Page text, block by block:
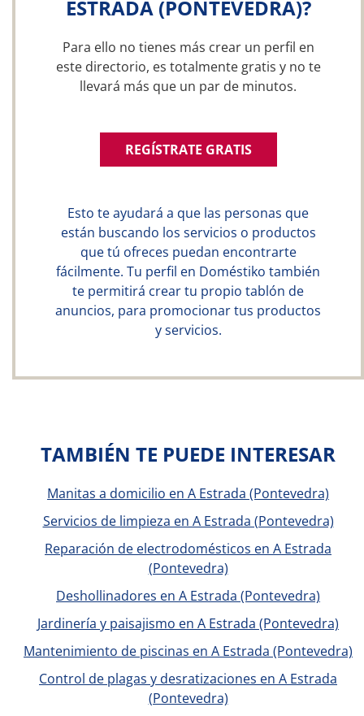
ESTRADA (PONTEVEDRA)?
Para ello no tienes más crear un perfil en
este directorio, es totalmente gratis y no te
llevará más que un par de minutos.
REGÍSTRATE GRATIS
Esto te ayudará a que las personas que
están buscando los servicios o productos
que tú ofreces puedan encontrarte
fácilmente. Tu perfil en Doméstiko también
te permitirá crear tu propio tablón de
anuncios, para promocionar tus productos
y servicios.
TAMBIÉN TE PUEDE INTERESAR
Manitas a domicilio en A Estrada (Pontevedra)
Servicios de limpieza en A Estrada (Pontevedra)
Reparación de electrodomésticos en A Estrada
(Pontevedra)
Deshollinadores en A Estrada (Pontevedra)
Jardinería y paisajismo en A Estrada (Pontevedra)
Mantenimiento de piscinas en A Estrada (Pontevedra)
Control de plagas y desratizaciones en A Estrada
(Pontevedra)